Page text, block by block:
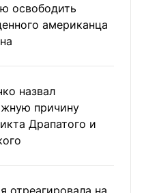
освободить
американца
назвал
причину
Драпатого и
отреагировала на